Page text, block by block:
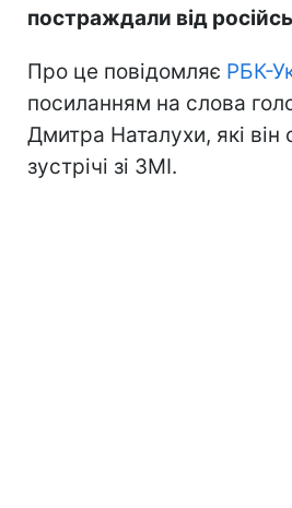
постраждали від
Про це повідомляє РБК-
посиланням на слова
Дмитра Наталухи, які він
зустрічі зі ЗМІ.